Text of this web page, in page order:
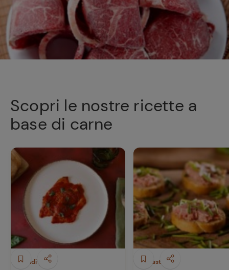
Scopri le nostre ricette a
base di carne
Secondi piatti Antipasti